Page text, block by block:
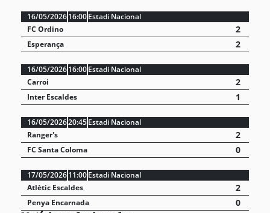
16/05/202616:00Estadi Nacional
FC Ordino
2
Esperança 2
16/05/202616:00Estadi Nacional
Carroi
2
Inter Escaldes 1
16/05/202620:45Estadi Nacional
Ranger's
2
FC Santa Coloma 0
17/05/202611:00Estadi Nacional
Atlètic Escaldes
2
Penya Encarnada 0